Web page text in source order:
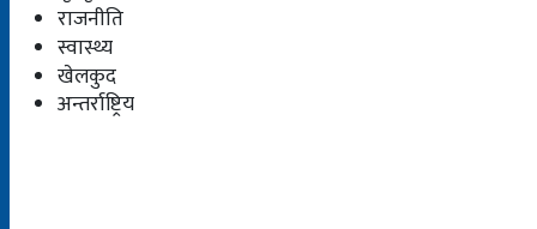
राजनीति
स्वास्थ्य
खेलकुद
अन्तर्राष्ट्रिय